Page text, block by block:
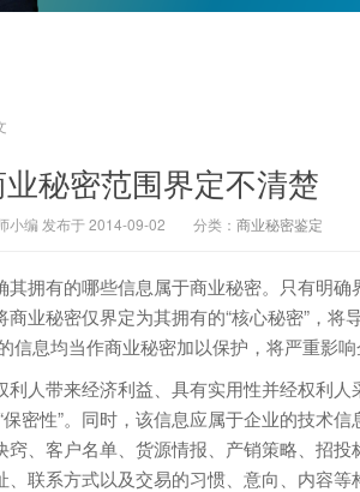
秘密范围界定不清楚
小编 发布于 2014-09-02 分类： 商业秘密鉴定
有的哪些信息属于商业秘密。只有明确
业秘密仅界定为其拥有的“核心秘密”，将
息均当作商业秘密加以保护，将严重影响
人带来经济利益、具有实用性并经权利人
保密性”。同时，该信息应属于企业的技术
、客户名单、货源情报、产销策略、招
联系方式以及交易的习惯、意向、内容